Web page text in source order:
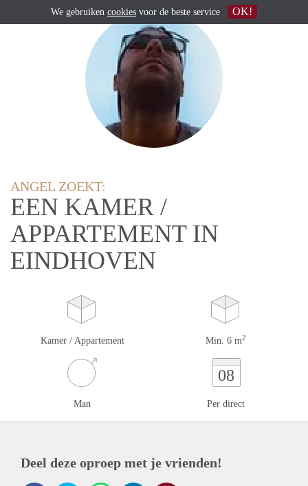
ANGEL ZOEKT:
EEN KAMER /
APPARTEMENT IN
EINDHOVEN
Kamer / Appartement Min. 6 m2
Man
08
Per direct
Deel deze oproep met je vrienden!
We gebruiken cookies voor de beste service OK!